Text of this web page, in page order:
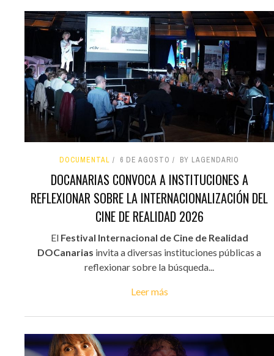
DOCUMENTAL 6 DE AGOSTO BY LAGENDARIO
DOCANARIAS CONVOCA A INSTITUCIONES A
REFLEXIONAR SOBRE LA INTERNACIONALIZACIÓN DEL
CINE DE REALIDAD 2026
El Festival Internacional de Cine de Realidad
DOCanarias invita a diversas instituciones públicas a
reflexionar sobre la búsqueda...
Leer más